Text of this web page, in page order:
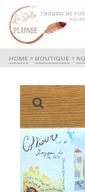
HOME» BOUTIQUE»